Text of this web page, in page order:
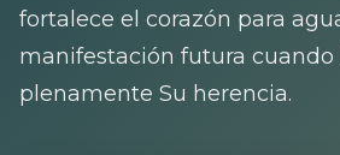
fortalece el corazón para
manifestación futura cuando
plenamente Su herencia.